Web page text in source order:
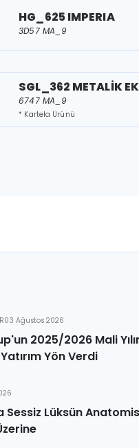
HG_625 IMPERIA
3D57 MA_9
SGL_362 METALİK
6747 MA_9
* Kartela Ürünü
03 Ağustos 2026
2025/2026 Mali
Yön Verdi
Sessiz Lüksün